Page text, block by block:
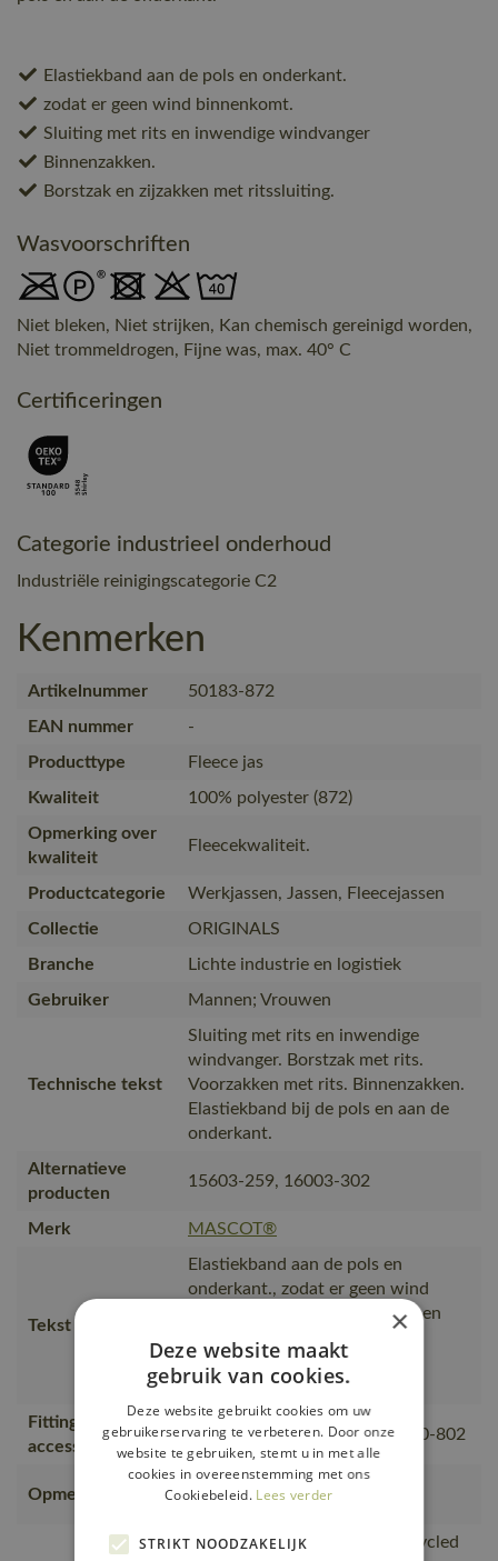
Elastiekband aan de pols en onderkant.
zodat er geen wind binnenkomt.
Sluiting met rits en inwendige windvanger
Binnenzakken.
Borstzak en zijzakken met ritssluiting.
Wasvoorschriften
Niet bleken, Niet strijken, Kan chemisch gereinigd worden,
Niet trommeldrogen, Fijne was, max. 40° C
Certificeringen
Categorie industrieel onderhoud
Industriële reinigingscategorie C2
Kenmerken
Artikelnummer
50183-872
EAN nummer
-
Producttype
Fleece jas
Kwaliteit
100% polyester (872)
Opmerking over
kwaliteit
Fleecekwaliteit.
Productcategorie
Werkjassen, Jassen, Fleecejassen
Collectie
ORIGINALS
Branche
Lichte industrie en logistiek
Gebruiker
Mannen; Vrouwen
Technische tekst
Sluiting met rits en inwendige
windvanger. Borstzak met rits.
Voorzakken met rits. Binnenzakken.
Elastiekband bij de pols en aan de
onderkant.
Alternatieve
producten
15603-259, 16003-302
Merk MASCOT®
Tekst usp
Elastiekband aan de pols en
onderkant., zodat er geen wind
binnenkomt., Sluiting met rits en
Binnenzakken., Borstzak en
zijzakken met ritssluiting.
Fitting
accessories
00781-380, 50077-843, 18050-802
Opmerking logo
Bedrukken is niet mogelijk,
borduren wordt aanbevolen.
is gemaakt van of bevat gerecycled
×
Deze website maakt
gebruik van cookies.
Deze website gebruikt cookies om uw
gebruikerservaring te verbeteren. Door onze
website te gebruiken, stemt u in met alle
cookies in overeenstemming met ons
Cookiebeleid. Lees verder
STRIKT NOODZAKELIJK